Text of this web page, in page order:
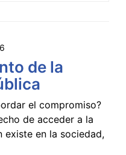
de la
el compromiso?
de acceder a la
existe en la sociedad,